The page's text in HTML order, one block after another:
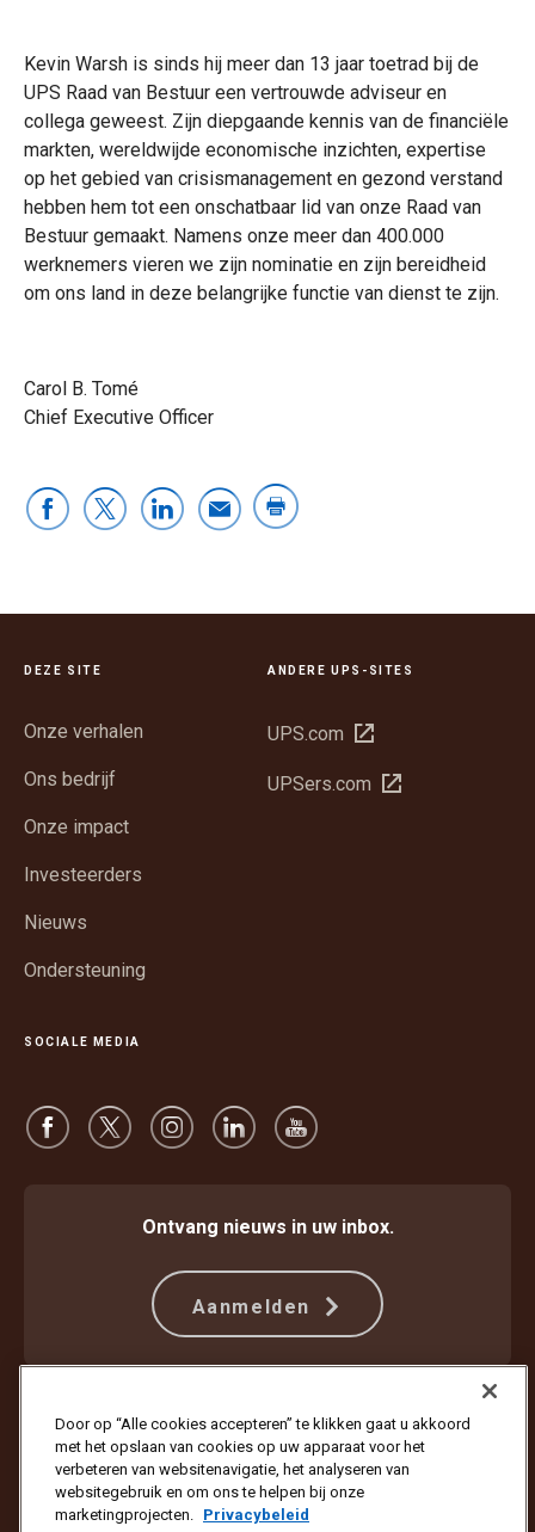
Kevin Warsh is sinds hij meer dan 13 jaar toetrad bij de
UPS Raad van Bestuur een vertrouwde adviseur en
collega geweest. Zijn diepgaande kennis van de financiële
markten, wereldwijde economische inzichten, expertise
op het gebied van crisismanagement en gezond verstand
hebben hem tot een onschatbaar lid van onze Raad van
Bestuur gemaakt. Namens onze meer dan 400.000
werknemers vieren we zijn nominatie en zijn bereidheid
om ons land in deze belangrijke functie van dienst te zijn.
Carol B. Tomé
Chief Executive Officer
DEZE SITE
Onze verhalen
Ons bedrijf
Onze impact
Investeerders
Nieuws
Ondersteuning
ANDERE UPS-SITES
UPS.com Opent
een
UPSers.com Opent
SOCIALE MEDIA
Ontvang nieuws in uw inbox.
Aanmelden
Gebruiksvoorwaarden website
Privacyverklaring
Cookie-instellingen
Copyright © 1994 - 2026 United Parcel Service of America, Inc. Alle
rechten voorbehouden. Wilt u geen e-mailupdates meer ontvangen?
Door op “Alle cookies accepteren” te klikken gaat u akkoord
met het opslaan van cookies op uw apparaat voor het
verbeteren van websitenavigatie, het analyseren van
websitegebruik en om ons te helpen bij onze
marketingprojecten. Privacybeleid